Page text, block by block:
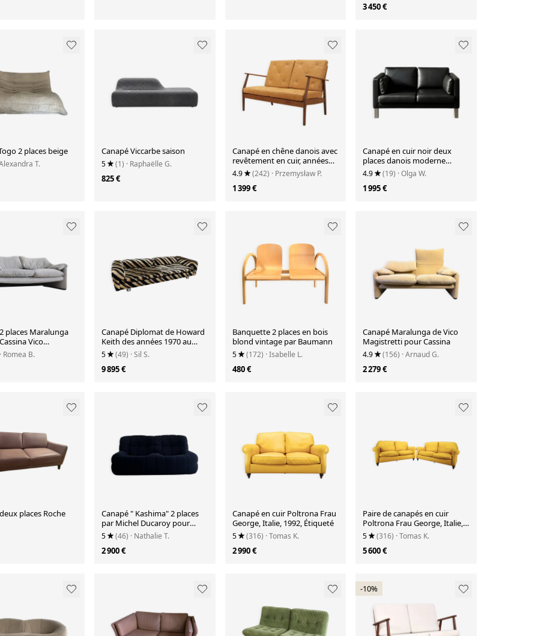
3 450 €
2 places beige
T.
Canapé Viccarbe saison
5 (1) · Raphaëlle G.
825 €
Canapé en chêne danois avec
revêtement en cuir, années
1960
4.9 (242) · Przemysław P.
1 399 €
Canapé en cuir noir deux
places danois moderne
vintage des années 1970
4.9 (19) · Olga W.
1 995 €
places Maralunga
Vico
· Romea B.
Canapé Diplomat de Howard
Keith des années 1970 au
design mid-century.
5 (49) · Sil S.
9 895 €
Banquette 2 places en bois
blond vintage par Baumann
5 (172) · Isabelle L.
480 €
Canapé Maralunga de Vico
Magistretti pour Cassina
4.9 (156) · Arnaud G.
2 279 €
places Roche
Canapé " Kashima" 2 places
par Michel Ducaroy pour
Ligne Roset 1976
5 (46) · Nathalie T.
2 900 €
Canapé en cuir Poltrona Frau
George, Italie, 1992, Étiqueté
5 (316) · Tomas K.
2 990 €
Paire de canapés en cuir
Poltrona Frau George, Italie,
1992
5 (316) · Tomas K.
5 600 €
-10%